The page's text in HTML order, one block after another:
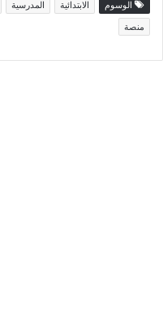
الوسوم الابتدائية المدرسية
منصة